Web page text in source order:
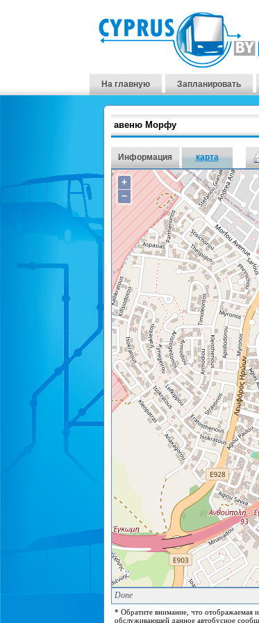
На главную Запланировать
авеню Морфу
Информация карта
+
−
Done
* Обратите внимание, что отображаемая
обслуживающей данное автобусное